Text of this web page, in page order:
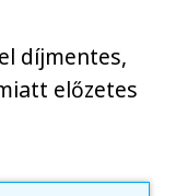
díjmentes,
előzetes